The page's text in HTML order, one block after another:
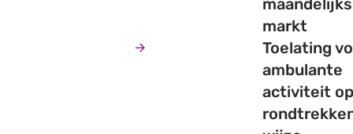
markt
Toelating
ambulante
activiteit op